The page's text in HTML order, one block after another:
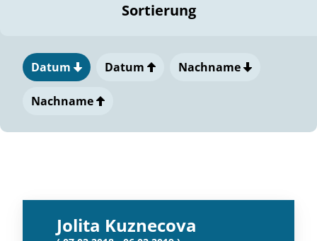
Sortierung
Datum Datum Nachname
Nachname
Jolita Kuznecova